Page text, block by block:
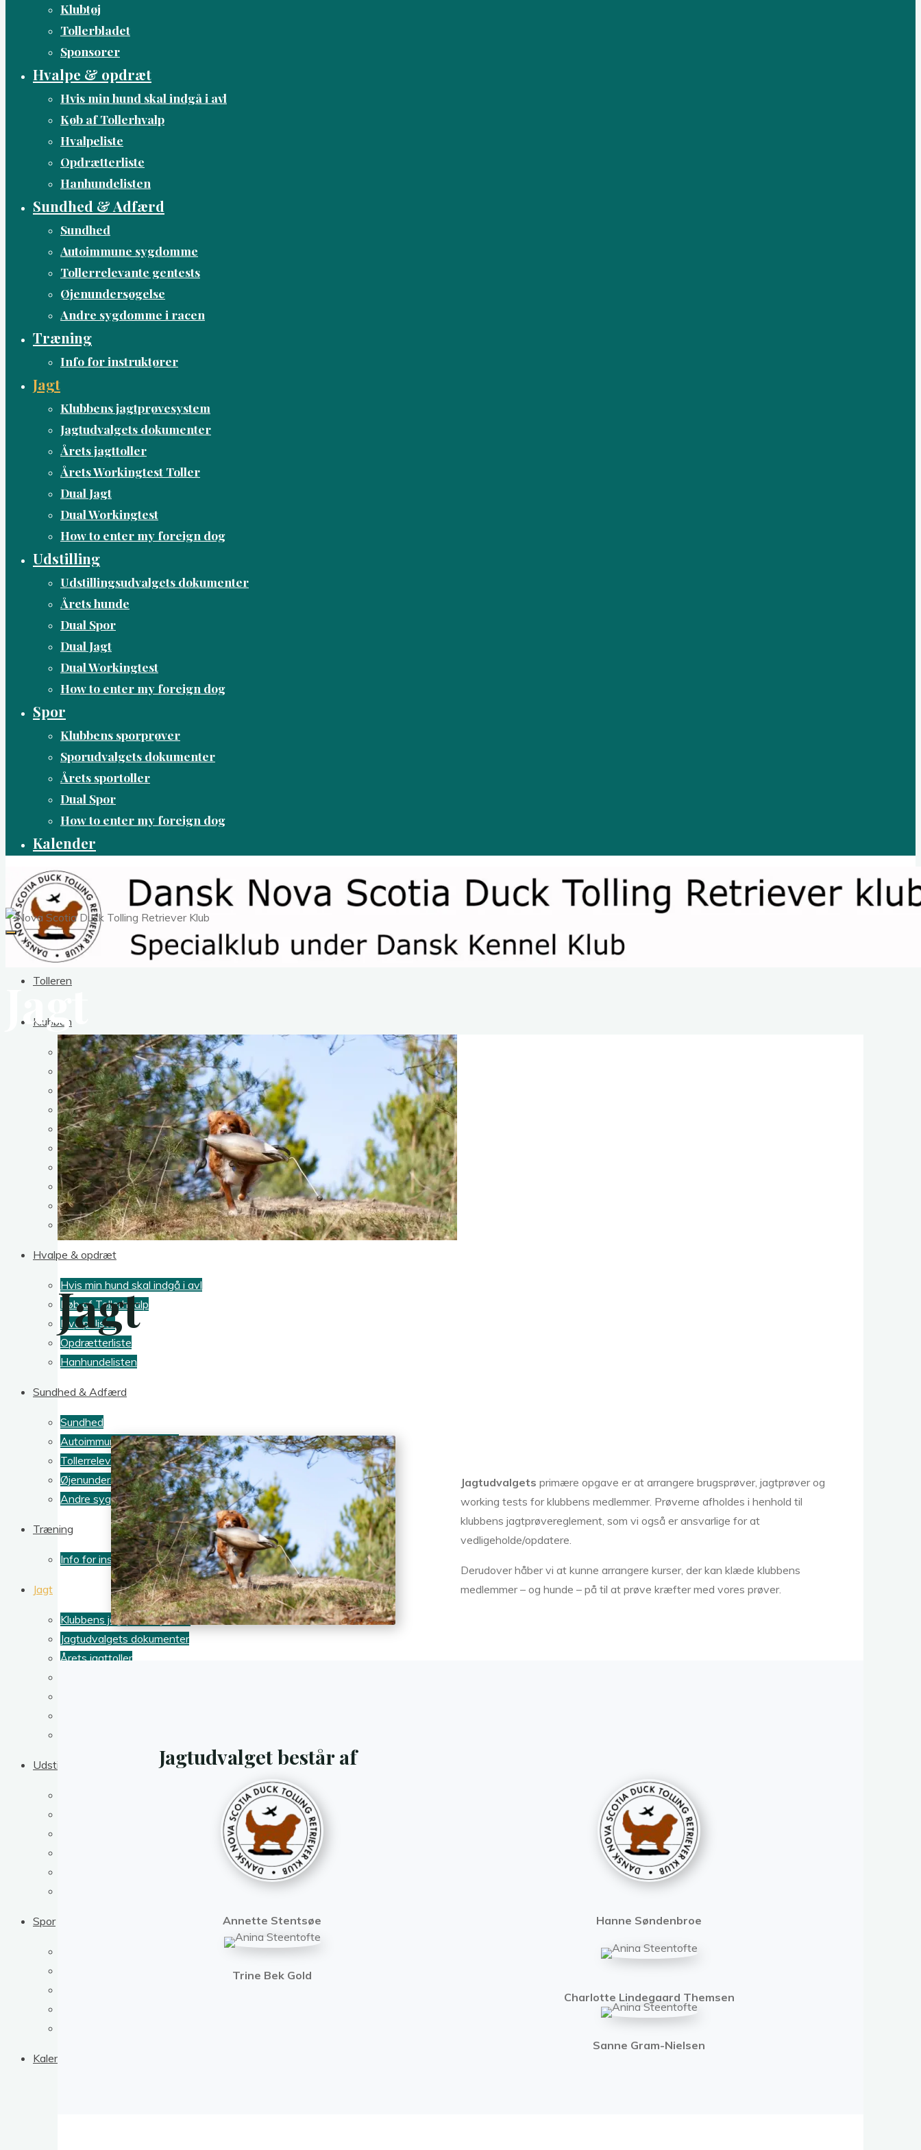
Klubtøj
Tollerbladet
Sponsorer
Hvalpe & opdræt
Hvis min hund skal indgå i avl
Køb af Tollerhvalp
Hvalpeliste
Opdrætterliste
Hanhundelisten
Sundhed & Adfærd
Sundhed
Autoimmune sygdomme
Tollerrelevante gentests
Øjenundersøgelse
Andre sygdomme i racen
Træning
Info for instruktører
Jagt
Klubbens jagtprøvesystem
Jagtudvalgets dokumenter
Årets jagttoller
Årets Workingtest Toller
Dual Jagt
Dual Workingtest
How to enter my foreign dog
Udstilling
Udstillingsudvalgets dokumenter
Årets hunde
Dual Spor
Dual Jagt
Dual Workingtest
How to enter my foreign dog
Spor
Klubbens sporprøver
Sporudvalgets dokumenter
Årets sportoller
Dual Spor
How to enter my foreign dog
Kalender
Tolleren
Klubben
Om Klubben
Bestyrelsen
Kontakt
Klubbens vedtægter
Medlemskab
Prisliste
Dokumenter
Klubtøj
Tollerbladet
Sponsorer
Hvalpe & opdræt
Hvis min hund skal indgå i avl
Køb af Tollerhvalp
Hvalpeliste
Opdrætterliste
Hanhundelisten
Sundhed & Adfærd
Sundhed
Autoimmune sygdomme
Tollerrelevante gentests
Øjenundersøgelse
Andre sygdomme i racen
Træning
Info for instruktører
Jagt
Klubbens jagtprøvesystem
Jagtudvalgets dokumenter
Årets jagttoller
Udstilling
Spor
Kalender
Jagt
Jagt
Jagtudvalgets primære opgave er at arrangere brugsprøver, jagtprøver og
working tests for klubbens medlemmer. Prøverne afholdes i henhold til
klubbens jagtprøvereglement, som vi også er ansvarlige for at
vedligeholde/opdatere.
Derudover håber vi at kunne arrangere kurser, der kan klæde klubbens
medlemmer – og hunde – på til at prøve kræfter med vores prøver.
Jagtudvalget består af
Annette Stentsøe Hanne Søndenbroe
Trine Bek Gold
Charlotte Lindegaard Themsen
Sanne Gram-Nielsen